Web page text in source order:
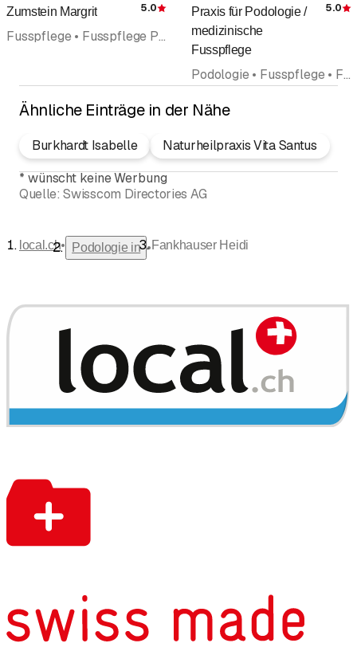
Zumstein Margrit Bewertung
5.0
Fusspflege • Fusspflege Pediküre • Podologie
Praxis für Podologie /
medizinische
Fusspflege
5.0
Podologie • Fusspflege • Fusspflege Pediküre
Ähnliche Einträge in der Nähe
Burkhardt Isabelle
Naturheilpraxis Vita Santus
* wünscht keine Werbung
Quelle: Swisscom Directories AG
local.ch• Podologie in •Fankhauser Heidi